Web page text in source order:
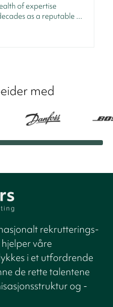
of expertise
as a reputable ...
med
rekrutterings-
våre
i et utfordrende
de rette talentene
og -